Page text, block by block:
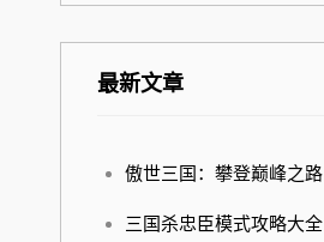
最新文章
傲世三国：攀登巅峰之路
三国杀忠臣模式攻略大全